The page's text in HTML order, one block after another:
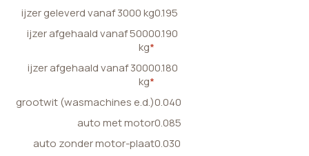
ijzer geleverd vanaf 3000 kg0.195
ijzer afgehaald vanaf 5000
kg*
0.190
ijzer afgehaald vanaf 3000
kg*
0.180
grootwit (wasmachines e.d.)0.040
auto met motor0.085
auto zonder motor-plaat0.030